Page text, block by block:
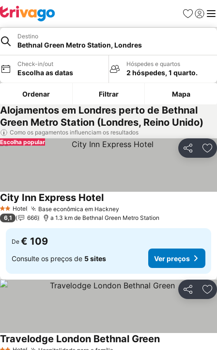
Favoritos
Iniciar
Destino
Bethnal Green Metro Station, Londres
Check-in/out
Escolha as datas
Hóspedes e quartos
2 hóspedes, 1 quarto.
Ordenar Filtrar Mapa
Alojamentos em Londres perto de Bethnal
Green Metro Station (Londres, Reino Unido)
Como os pagamentos influenciam os resultados
Partilhar
Escolha popular
2 Estrelas
Hotel Base econômica em Hackney
City Inn Express HotelVer preços
6,1 666 a 1.3 km de Bethnal Green Metro Station
De € 109
Consulte os preços de 5 sites Ver preços
Partilhar
Travelodge London Bethnal GreenVer preços